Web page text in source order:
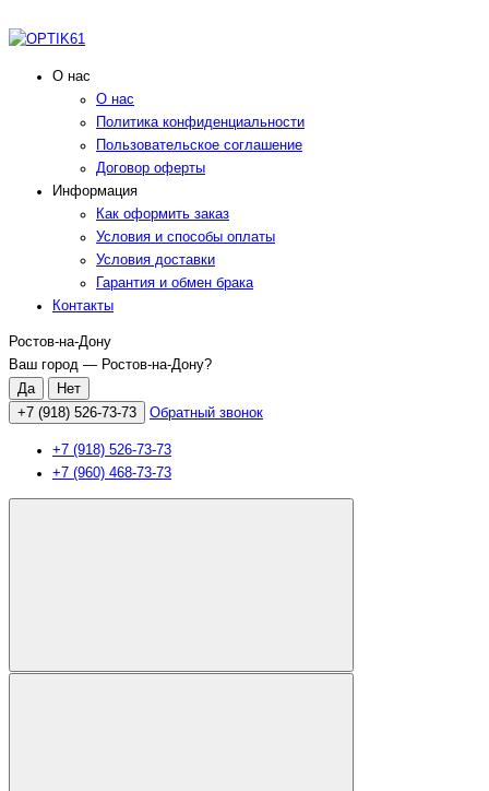
О нас
О нас
Политика конфиденциальности
Пользовательское соглашение
Договор оферты
Информация
Как оформить заказ
Условия и способы оплаты
Условия доставки
Гарантия и обмен брака
Контакты
Ростов-на-Дону
Ваш город — Ростов-на-Дону?
+7 (918) 526-73-73 Обратный звонок
+7 (918) 526-73-73
+7 (960) 468-73-73